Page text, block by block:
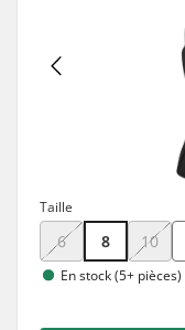
Taille
6 8 10
En stock (5+ pièces)